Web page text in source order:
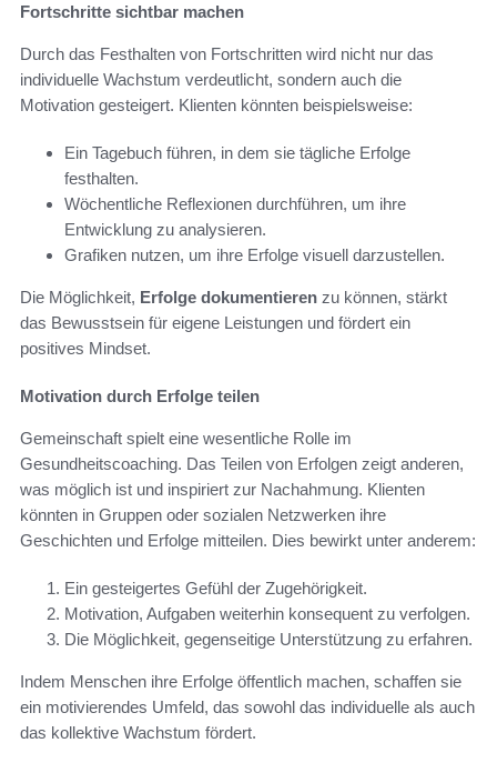
Fortschritte sichtbar machen
Durch das Festhalten von Fortschritten wird nicht nur das
individuelle Wachstum verdeutlicht, sondern auch die
Motivation gesteigert. Klienten könnten beispielsweise:
Ein Tagebuch führen, in dem sie tägliche Erfolge
festhalten.
Wöchentliche Reflexionen durchführen, um ihre
Entwicklung zu analysieren.
Grafiken nutzen, um ihre Erfolge visuell darzustellen.
Die Möglichkeit, Erfolge dokumentieren zu können, stärkt
das Bewusstsein für eigene Leistungen und fördert ein
positives Mindset.
Motivation durch Erfolge teilen
Gemeinschaft spielt eine wesentliche Rolle im
Gesundheitscoaching. Das Teilen von Erfolgen zeigt anderen,
was möglich ist und inspiriert zur Nachahmung. Klienten
könnten in Gruppen oder sozialen Netzwerken ihre
Geschichten und Erfolge mitteilen. Dies bewirkt unter anderem:
Ein gesteigertes Gefühl der Zugehörigkeit.
Motivation, Aufgaben weiterhin konsequent zu verfolgen.
Die Möglichkeit, gegenseitige Unterstützung zu erfahren.
Indem Menschen ihre Erfolge öffentlich machen, schaffen sie
ein motivierendes Umfeld, das sowohl das individuelle als auch
das kollektive Wachstum fördert.